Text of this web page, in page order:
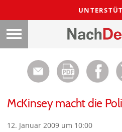
McKinsey macht die
12. Januar 2009 um 10:00